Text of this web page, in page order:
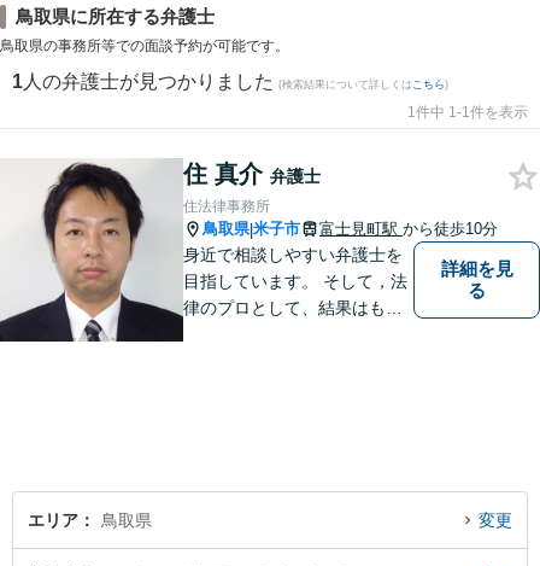
鳥取県に所在する弁護士
鳥取県の事務所等での面談予約が可能です。
1 人の弁護士が見つかりました (検索結果について詳しくは こちら)
1件中 1-1件を表示
住 真介 弁護士
住法律事務所
鳥取県|米子市 富士見町駅 から徒歩10分
身近で相談しやすい弁護士を
目指しています。 そして，法
律のプロとして、結果はもち
詳細を見
る
エリア 鳥取県 変更